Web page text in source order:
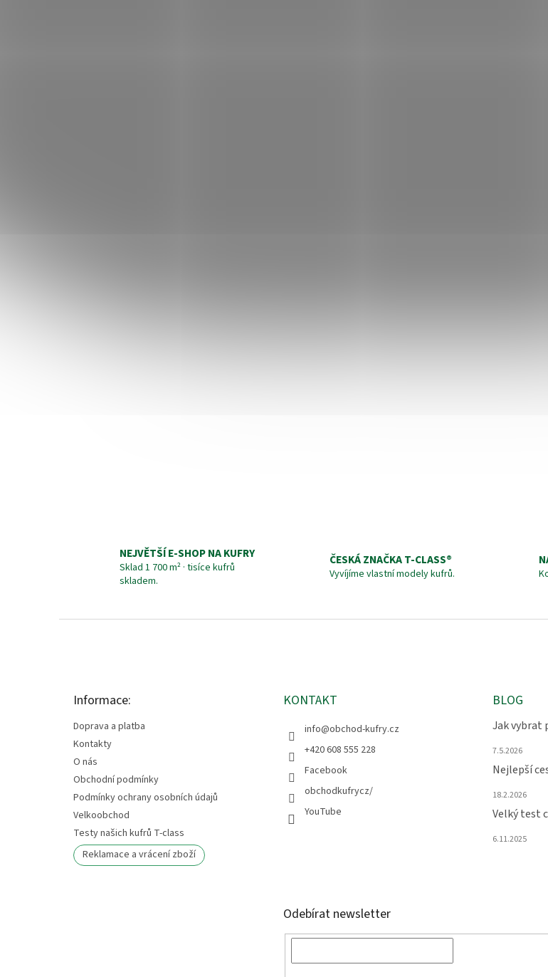
NEJVĚTŠÍ E-SHOP NA KUFRY
Sklad 1 700 m² · tisíce kufrů
skladem.
ČESKÁ ZNAČKA T‑CLASS®
Vyvíjíme vlastní modely kufrů.
Informace:
Doprava a platba
Kontakty
O nás
Obchodní podmínky
Podmínky ochrany osobních údajů
Velkoobchod
Testy našich kufrů T-class
Reklamace a vrácení zboží
KONTAKT
info@obchod-kufry.cz
+420 608 555 228
Facebook
obchodkufrycz/
YouTube
BLOG
Jak vybrat
7.5.2026
Nejlepší
18.2.2026
Velký test
6.11.2025
Odebírat newsletter